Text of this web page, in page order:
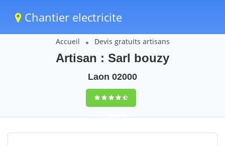
Chantier electricite
Accueil Devis gratuits artisans
Artisan : Sarl bouzy
Laon 02000
9,5(100%)75
votes